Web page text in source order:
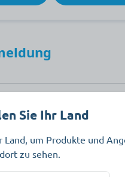
Sie Ihr Land
Land, um Produkte und
zu sehen.